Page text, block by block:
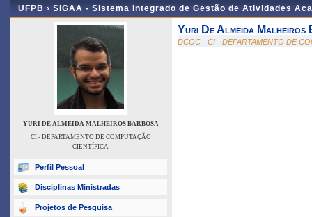
UFPB › SIGAA - Sistema Integrado de Gestão de Atividades
YURI DE ALMEIDA MALHEIROS BARBOSA
CI - DEPARTAMENTO DE COMPUTAÇÃO
CIENTÍFICA
Perfil Pessoal
Disciplinas Ministradas
Projetos de Pesquisa
Yuri De Almeida Malheiros
DCOC - CI - DEPARTAMENTO DE